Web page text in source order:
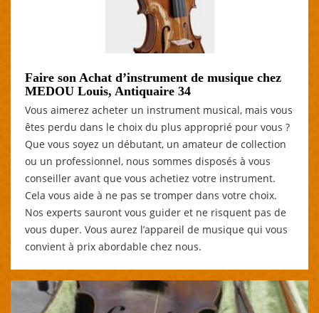
Faire son Achat d’instrument de musique chez
MEDOU Louis, Antiquaire 34
Vous aimerez acheter un instrument musical, mais vous
êtes perdu dans le choix du plus approprié pour vous ?
Que vous soyez un débutant, un amateur de collection
ou un professionnel, nous sommes disposés à vous
conseiller avant que vous achetiez votre instrument.
Cela vous aide à ne pas se tromper dans votre choix.
Nos experts sauront vous guider et ne risquent pas de
vous duper. Vous aurez l’appareil de musique qui vous
convient à prix abordable chez nous.